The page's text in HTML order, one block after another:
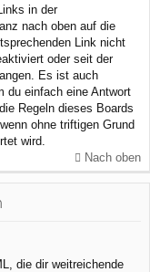
in der
nach oben auf die
Link nicht
oder seit der
Es ist auch
du einfach eine Antwort
Regeln dieses Boards
ohne triftigen Grund
wird.
Nach oben
die dir weitreichende